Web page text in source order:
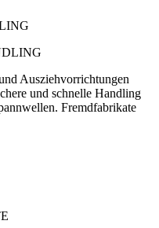
Ausziehvorrichtungen
und schnelle Handling
Fremdfabrikate